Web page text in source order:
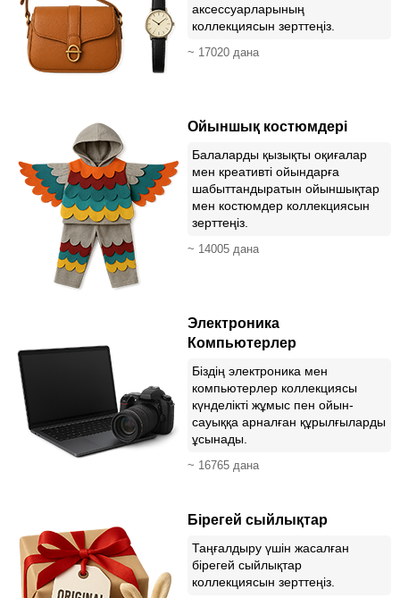
аксессуарларының
коллекциясын зерттеңіз.
~ 17020 дана
Ойыншық костюмдері
Балаларды қызықты оқиғалар
мен креативті ойындарға
шабыттандыратын ойыншықтар
мен костюмдер коллекциясын
зерттеңіз.
~ 14005 дана
Электроника
Компьютерлер
Біздің электроника мен
компьютерлер коллекциясы
күнделікті жұмыс пен ойын-
сауыққа арналған құрылғыларды
ұсынады.
~ 16765 дана
Бірегей сыйлықтар
Таңғалдыру үшін жасалған
бірегей сыйлықтар
коллекциясын зерттеңіз.